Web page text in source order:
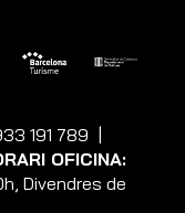
191 789
OFICINA:
Divendres de